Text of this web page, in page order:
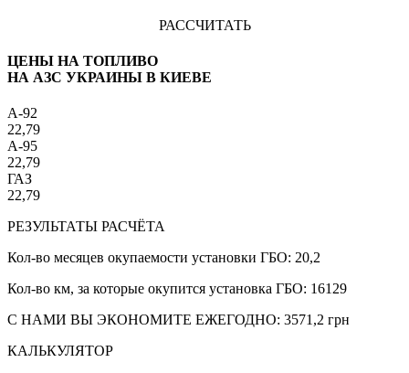
РАССЧИТАТЬ
ЦЕНЫ НА ТОПЛИВО
НА АЗС УКРАИНЫ В КИЕВЕ
A-92
22,79
A-95
22,79
ГАЗ
22,79
РЕЗУЛЬТАТЫ РАСЧЁТА
Кол-во месяцев окупаемости установки ГБО: 20,2
Кол-во км, за которые окупится установка ГБО: 16129
С НАМИ ВЫ ЭКОНОМИТЕ ЕЖЕГОДНО: 3571,2 грн
КАЛЬКУЛЯТОР